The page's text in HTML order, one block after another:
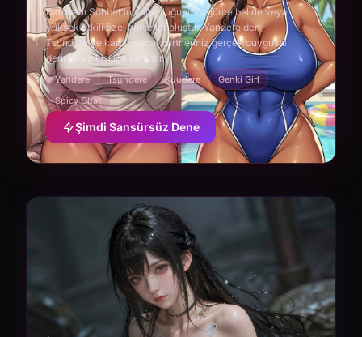
Baharatlı Sohbet'in yoğunluğunu özgürce belirle veya
yüksek etkili özel görseller oluştur. Yandere'den
Tsundere'ye kadar, sanal partneriniz gerçek duygusal
derinlik ve kişiliğe sahiptir.
Yandere Tsundere Kuudere
Genki Girl
Spicy Chat
Şimdi Sansürsüz Dene